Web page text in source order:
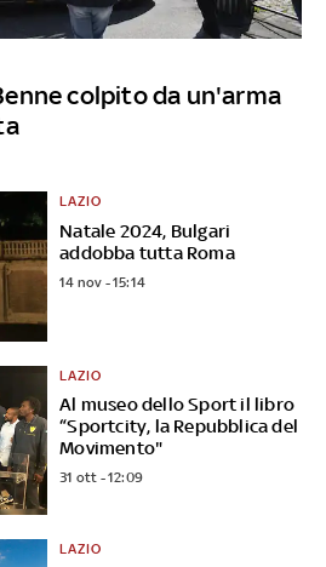
colpito da un'arma
Natale 2024, Bulgari
addobba tutta Roma
LAZIO
14 nov - 15:14
Al museo dello Sport il libro
“Sportcity, la Repubblica del
Movimento"
LAZIO
31 ott - 12:09
LAZIO